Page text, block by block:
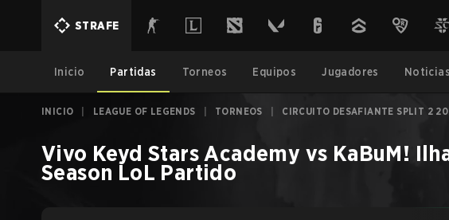
STRAFE
Inicio Partidas Torneos Equipos Jugadores Noticias
INICIO LEAGUE OF LEGENDS TORNEOS CIRCUITO DESAFIANTE SPLIT 2
Vivo Keyd Stars Academy vs KaBuM!
Season LoL Partido